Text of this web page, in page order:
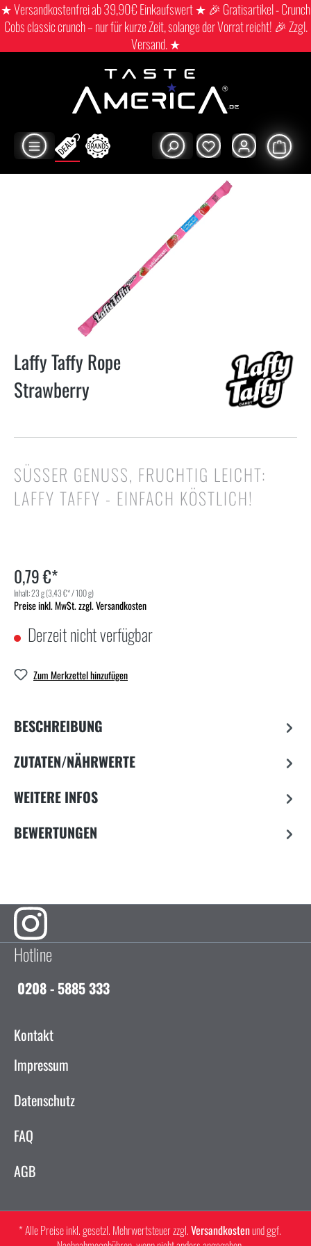
★ Versandkostenfrei ab 39,90€ Einkaufswert ★ 🎉 Gratisartikel - Crunch
Cobs classic crunch – nur für kurze Zeit, solange der Vorrat reicht! 🎉 Zzgl.
Versand. ★
Laffy Taffy Rope
Strawberry
SÜSSER GENUSS, FRUCHTIG LEICHT: L
AFFY TAFFY - EINFACH KÖSTLICH!
0,79 €*
Inhalt:23 g(3,43 €* / 100 g)
Preise inkl. MwSt. zzgl. Versandkosten
Derzeit nicht verfügbar
Zum Merkzettel hinzufügen
BESCHREIBUNG
ZUTATEN/NÄHRWERTE
WEITERE INFOS
BEWERTUNGEN
Hotline
0208 - 5885 333
Kontakt
Impressum
Datenschutz
FAQ
AGB
* Alle Preise inkl. gesetzl. Mehrwertsteuer zzgl.Versandkostenund ggf.